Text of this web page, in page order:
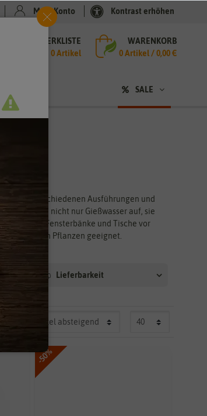
Mein Konto Kontrast erhöhen
MERKLISTE
0 Artikel
WARENKORB
0Artikel /0,00 €
SALE
es in verschiedenen Ausführungen und
fangen nicht nur Gießwasser auf, sie
Schalen Fensterbänke und Tische vor
Anzucht von Pflanzen geeignet.
Lieferbarkeit
-50%